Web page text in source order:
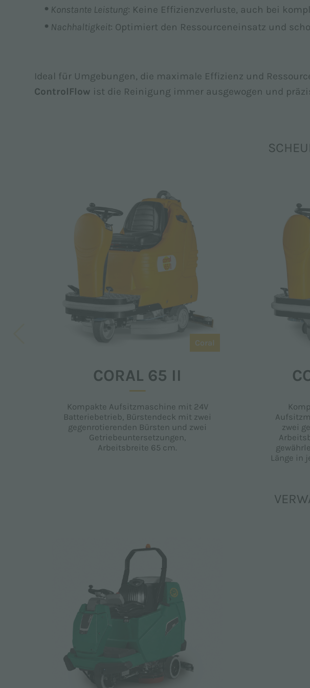
Konstante Leistung: Keine Effizienzverluste, auch bei
Nachhaltigkeit: Optimiert den Ressourceneinsatz und
Ideal für Umgebungen, die maximale Effizienz und
ControlFlow ist die Reinigung immer ausgewogen und
Coral
CORAL 65 II
Kompakte Aufsitzmaschine mit 24V
Batteriebetrieb, Bürstendeck mit zwei
gegenrotierenden Bürsten und zwei
Getriebeuntersetzungen,
Arbeitsbreite 65 cm.
zwei
Länge in